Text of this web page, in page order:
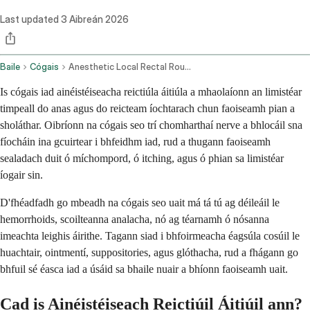
Last updated 3 Aibreán 2026
Baile Cógais Anesthetic Local Rectal Route
Is cógais iad ainéistéiseacha reictiúla áitiúla a mhaolaíonn an limistéar
timpeall do anas agus do reicteam íochtarach chun faoiseamh pian a
sholáthar. Oibríonn na cógais seo trí chomharthaí nerve a bhlocáil sna
fíocháin ina gcuirtear i bhfeidhm iad, rud a thugann faoiseamh
sealadach duit ó míchompord, ó itching, agus ó phian sa limistéar
íogair sin.
D'fhéadfadh go mbeadh na cógais seo uait má tá tú ag déileáil le
hemorrhoids, scoilteanna analacha, nó ag téarnamh ó nósanna
imeachta leighis áirithe. Tagann siad i bhfoirmeacha éagsúla cosúil le
huachtair, ointmentí, suppositories, agus glóthacha, rud a fhágann go
bhfuil sé éasca iad a úsáid sa bhaile nuair a bhíonn faoiseamh uait.
Cad is Ainéistéiseach Reictiúil Áitiúil ann?